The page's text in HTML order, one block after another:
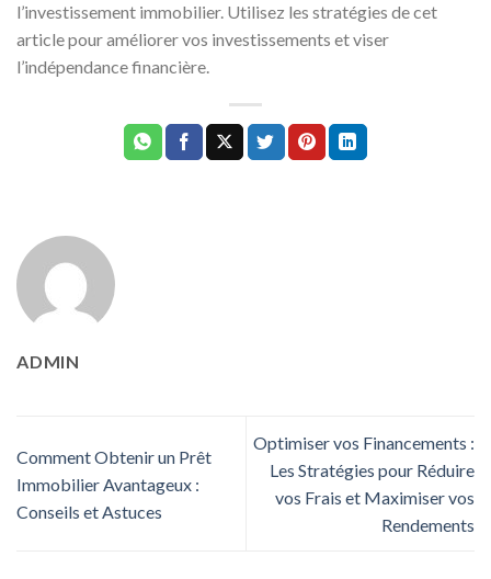
l’investissement immobilier. Utilisez les stratégies de cet
article pour améliorer vos investissements et viser
l’indépendance financière.
ADMIN
Comment Obtenir un Prêt
Immobilier Avantageux :
Conseils et Astuces
Optimiser vos Financements :
Les Stratégies pour Réduire
vos Frais et Maximiser vos
Rendements